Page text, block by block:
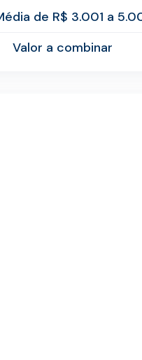
de R$ 3.001 a
Valor a combinar